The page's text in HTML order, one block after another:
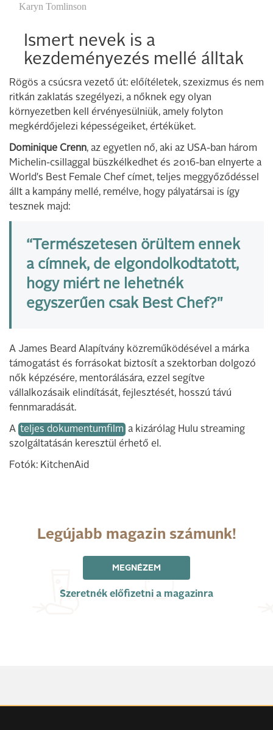
Karyn Tomlinson
Ismert nevek is a
kezdeményezés mellé álltak
Rögös a csúcsra vezető út: előítéletek, szexizmus és nem
ritkán zaklatás szegélyezi, a nőknek egy olyan
környezetben kell érvényesülniük, amely folyton
megkérdőjelezi képességeiket, értéküket.
Dominique Crenn, az egyetlen nő, aki az USA-ban három
Michelin-csillaggal büszkélkedhet és 2016-ban elnyerte a
World's Best Female Chef címet, teljes meggyőződéssel
állt a kampány mellé, remélve, hogy pályatársai is így
tesznek majd:
“Természetesen örültem ennek
a címnek, de elgondolkodtatott,
hogy miért ne lehetnék
egyszerűen csak Best Chef?"
A James Beard Alapítvány közreműködésével a márka
támogatást és forrásokat biztosít a szektorban dolgozó
nők képzésére, mentorálására, ezzel segítve
vállalkozásaik elindítását, fejlesztését, hosszú távú
fennmaradását.
A teljes dokumentumfilm a kizárólag Hulu streaming
szolgáltatásán keresztül érhető el.
Fotók: KitchenAid
Legújabb magazin számunk!
MEGNÉZEM
Szeretnék előfizetni a magazinra